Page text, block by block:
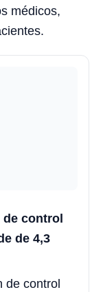
médicos,
control
de 4,3
de control